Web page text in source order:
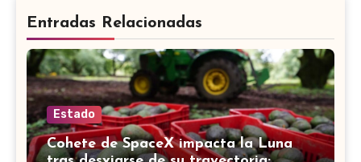
Entradas Relacionadas
Estado
Cohete de SpaceX impacta la Luna